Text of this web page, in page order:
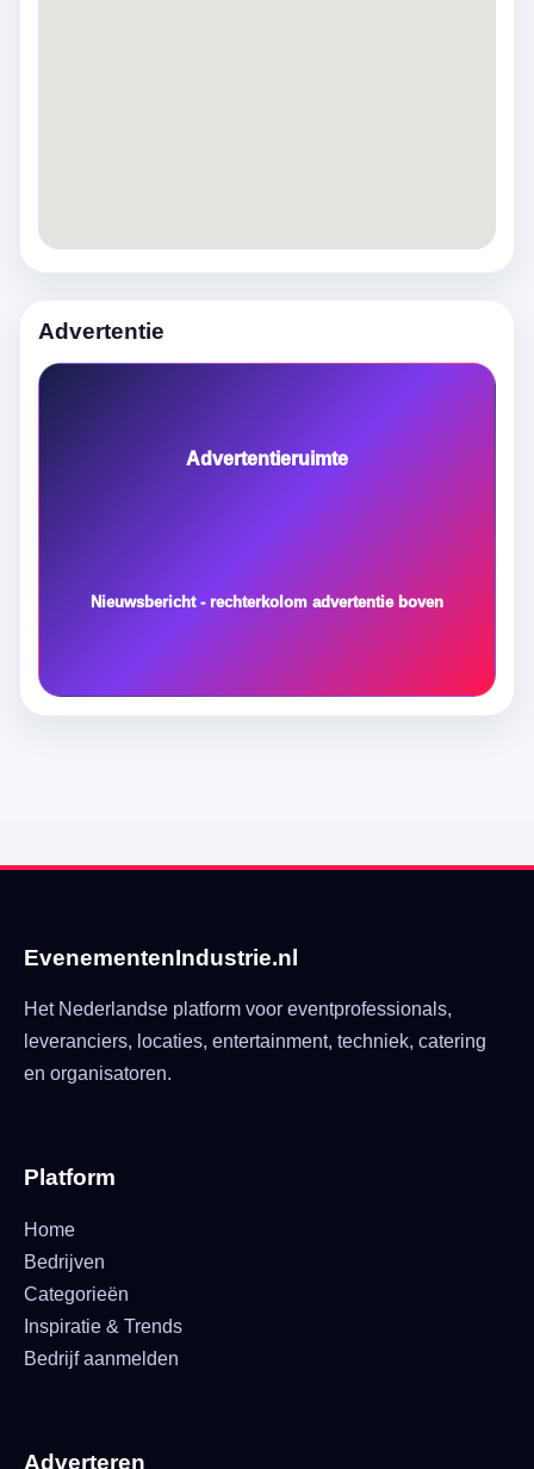
Advertentie
Advertentieruimte
Nieuwsbericht - rechterkolom advertentie boven
EvenementenIndustrie.nl
Het Nederlandse platform voor eventprofessionals,
leveranciers, locaties, entertainment, techniek, catering
en organisatoren.
Platform
Home
Bedrijven
Categorieën
Inspiratie & Trends
Bedrijf aanmelden
Adverteren